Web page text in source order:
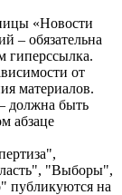
«Новости
– обязательна
гиперссылка.
от
материалов.
должна быть
абзаце
"Выборы",
публикуются на